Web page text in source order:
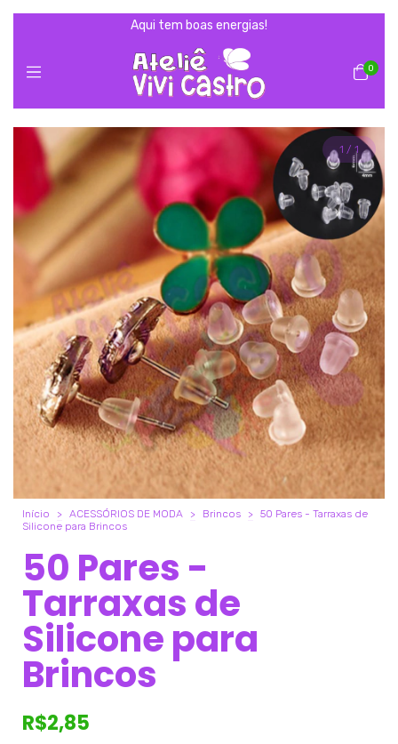
Aqui tem boas energias!
0
1 / 1
Início > ACESSÓRIOS DE MODA > Brincos >
50 Pares - Tarraxas de
Silicone para Brincos
50 Pares -
Tarraxas de
Silicone para
Brincos
R$2,85